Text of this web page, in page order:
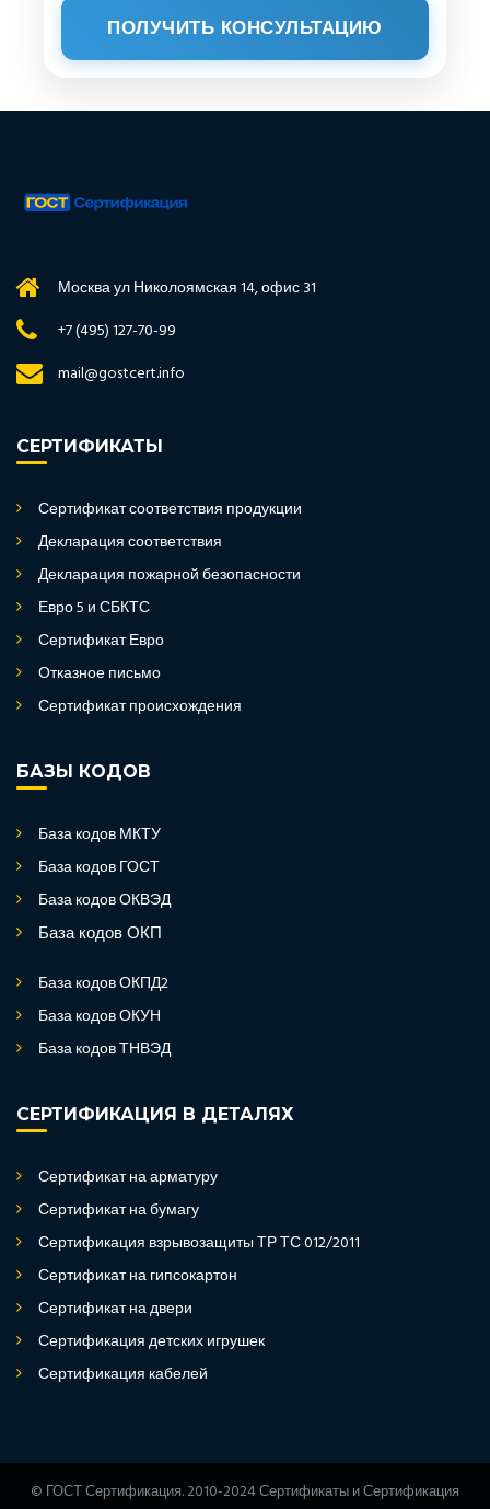
ПОЛУЧИТЬ КОНСУЛЬТАЦИЮ
Москва ул Николоямская 14, офис 31
+7 (495) 127-70-99
mail@gostcert.info
СЕРТИФИКАТЫ
Сертификат соответствия продукции
Декларация соответствия
Декларация пожарной безопасности
Евро 5 и СБКТС
Сертификат Евро
Отказное письмо
Сертификат происхождения
БАЗЫ КОДОВ
База кодов МКТУ
База кодов ГОСТ
База кодов ОКВЭД
База кодов ОКП
База кодов ОКПД2
База кодов ОКУН
База кодов ТНВЭД
СЕРТИФИКАЦИЯ В ДЕТАЛЯХ
Сертификат на арматуру
Сертификат на бумагу
Сертификация взрывозащиты ТР ТС 012/2011
Сертификат на гипсокартон
Сертификат на двери
Сертификация детских игрушек
Сертификация кабелей
© ГОСТ Сертификация. 2010-2024 Сертификаты и Сертификация